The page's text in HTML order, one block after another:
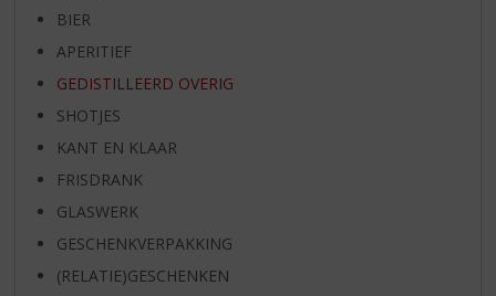
BIER
APERITIEF
GEDISTILLEERD OVERIG
SHOTJES
KANT EN KLAAR
FRISDRANK
GLASWERK
GESCHENKVERPAKKING
(RELATIE)GESCHENKEN